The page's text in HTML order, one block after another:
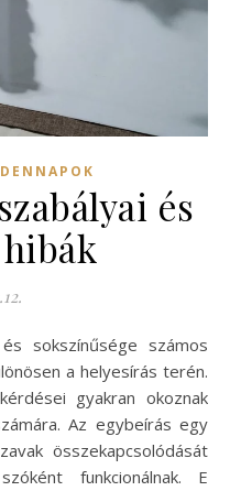
és
a helyesírás terén.
gyakran okoznak
Az egybeírás egy
összekapcsolódását
funkcionálnak. E